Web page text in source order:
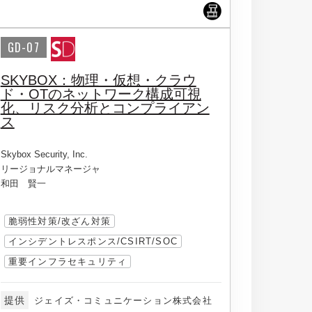
GD-07
SKYBOX：物理・仮想・クラウ
ド・OTのネットワーク構成可視
化、リスク分析とコンプライアン
ス
Skybox Security, Inc.
リージョナルマネージャ
和田 賢一
脆弱性対策/改ざん対策
インシデントレスポンス/CSIRT/SOC
重要インフラセキュリティ
提供 ジェイズ・コミュニケーション株式会社